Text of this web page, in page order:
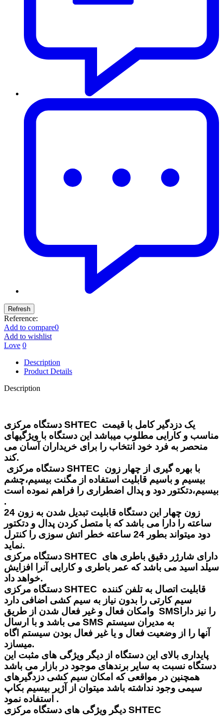
Reference:
Add to compare0
Add to wishlist
Love 0
Description
Product Details
Description
دستگاه مرکزی SHTEC یک دزدگیر کامل با قیمت
مناسب و کارایی مطلوب میباشد این دستگاه با ویژگیهای
منحصر به فرد خود انتخاب را برای خریداران آسان می
کند.
بیسیم و باسیم قابلیت استفاده از مگنت بیسیم،چشم
بیسیم،دتکتور دود و پدال اضطراری را فراهم نموده است
.
زون چهار این دستگاه قابلیت تبدیل شدن به زون 24
ساعته را دارا می باشد که با متصل کردن پدال و دتکتور
دود میتواند بطور 24 ساعته خطر اتش سوزی را کنترل
نماید.
دستگاه مرکزی SHTEC دارای شارژر دقیق باطری های
سیلد اسید می باشد که عمر باطری و کارایی آنرا افزایش
خواهد داد.
دستگاه مرکزی SHTEC قابلیت اتصال به تلفن کننده
سیم کارتی را بدون نیاز به سیم کشی اضافی دارد
وامکان فعال و غیر فعال شدن از طریق SMSرا نیز دارا
می باشد و با ارسال SMS به مدیران سیستم
آنها را از وضعیت فعال و یا غیر فعال بودن سیستم اگاه
میسازد.
پایداری بالای این دستگاه از دیگر ویژگی های مثبت این
دستگاه نسبت به سایر برندهای موجود در بازار می باشد
همچنین در مواقعی که امکان سیم کشی دزدگیرهای
سیمی وجود نداشته باشد میتوان از آژیر بیسیم بکاپ
استفاده نمود .
دیگر ویژگی های دستگاه مرکزی SHTEC